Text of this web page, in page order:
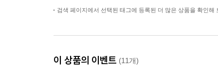
검색 페이지에서 선택된 태그에 등록된 더 많은 상품을 확인해
이 상품의 이벤트 (11개)